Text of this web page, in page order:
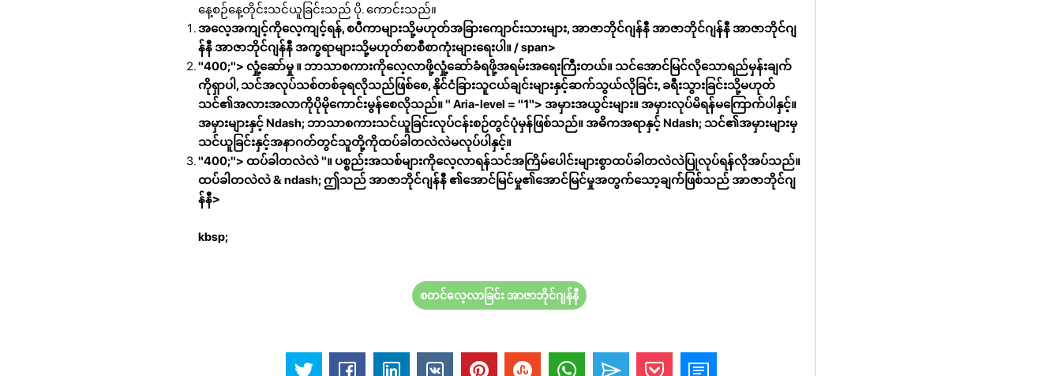
နေ့စဉ်နေ့တိုင်းသင်ယူခြင်းသည် ပို. ကောင်းသည်။
အလေ့အကျင့်ကိုလေ့ကျင့်ရန်, စပီကာများသို့မဟုတ်အခြားကျောင်းသားများ, အာဇာဘိုင်ဂျန်နီ အာဇာဘိုင်ဂျန်နီ အာဇာဘိုင်ဂျ
န်နီ အာဇာဘိုင်ဂျန်နီ အက္ခရာများသို့မဟုတ်စာစီစာကုံးများရေးပါ။ / span>
"400;"> လှုံ့ဆော်မှု ။ ဘာသာစကားကိုလေ့လာဖို့လှုံ့ဆော်ခံရဖို့အရမ်းအရေးကြီးတယ်။ သင်အောင်မြင်လိုသောရည်မှန်းချက်
ကိုရှာပါ, သင်အလုပ်သစ်တစ်ခုရလိုသည်ဖြစ်စေ, နိုင်ငံခြားသူငယ်ချင်းများနှင့်ဆက်သွယ်လိုခြင်း, ခရီးသွားခြင်းသို့မဟုတ်
သင်၏အလားအလာကိုပိုမိုကောင်းမွန်စေလိုသည်။ " Aria-level = "1"> အမှားအယွင်းများ။အမှားလုပ်မိရန်မကြောက်ပါနှင့်။
အမှားများနှင့် Ndash; ဘာသာစကားသင်ယူခြင်းလုပ်ငန်းစဉ်တွင်ပုံမှန်ဖြစ်သည်။ အဓိကအရာနှင့် Ndash; သင်၏အမှားများမှ
သင်ယူခြင်းနှင့်အနာဂတ်တွင်သူတို့ကိုထပ်ခါတလဲလဲမလုပ်ပါနှင့်။
"400;"> ထပ်ခါတလဲလဲ"။ ပစ္စည်းအသစ်များကိုလေ့လာရန်သင်အကြိမ်ပေါင်းများစွာထပ်ခါတလဲလဲပြုလုပ်ရန်လိုအပ်သည်။
ထပ်ခါတလဲလဲ & ndash; ဤသည် အာဇာဘိုင်ဂျန်နီ ၏အောင်မြင်မှု၏အောင်မြင်မှုအတွက်သော့ချက်ဖြစ်သည် အာဇာဘိုင်ဂျ
န်နီ>
kbsp;
စတင်လေ့လာခြင်း အာဇာဘိုင်ဂျန်နီ